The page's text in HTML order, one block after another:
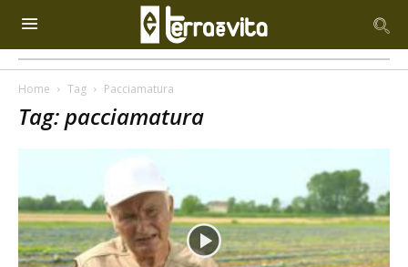
Home Tag Pacciamatura
Tag: pacciamatura